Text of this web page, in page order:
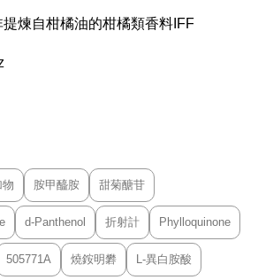
提煉自柑橘油的柑橘類香料IFF
胺甲醯胺 甜菊醣苷
d-Panthenol 折射計 Phylloquinone
505771A 燒銨明礬 L-異白胺酸